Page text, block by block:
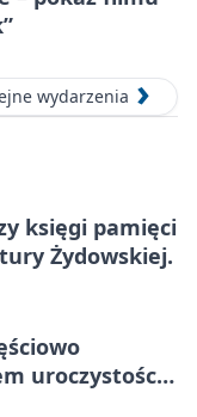
wydarzenia
księgi pamięci
Żydowskiej.
uroczystości